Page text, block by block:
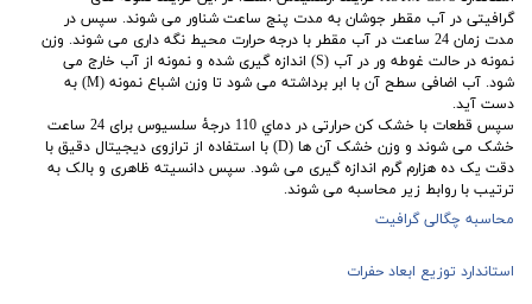
گرافیتی در آب مقطر جوشان به مدت پنج ساعت شناور می شوند. سپس در
مدت زمان 24 ساعت در آب مقطر با درجه حرارت محیط نگه داری می شوند. وزن
نمونه در حالت غوطه ور در آب (S) اندازه گیری شده و نمونه از آب خارج می
شود. آب اضافی سطح آن با ابر برداشته می شود تا وزن اشباع نمونه (M) به
دست آید.
سپس قطعات با خشک کن حرارتی در دماي 110 درجۀ سلسیوس برای 24 ساعت
خشک می شوند و وزن خشک آن ها (D) با استفاده از ترازوی ديجيتال دقيق با
دقت یک ده هزارم گرم اندازه گيری می شود. سپس دانسیته ظاهری و بالک به
ترتیب با روابط زیر محاسبه می شوند.
محاسبه چگالی گرافیت
استاندارد توزیع ابعاد حفرات